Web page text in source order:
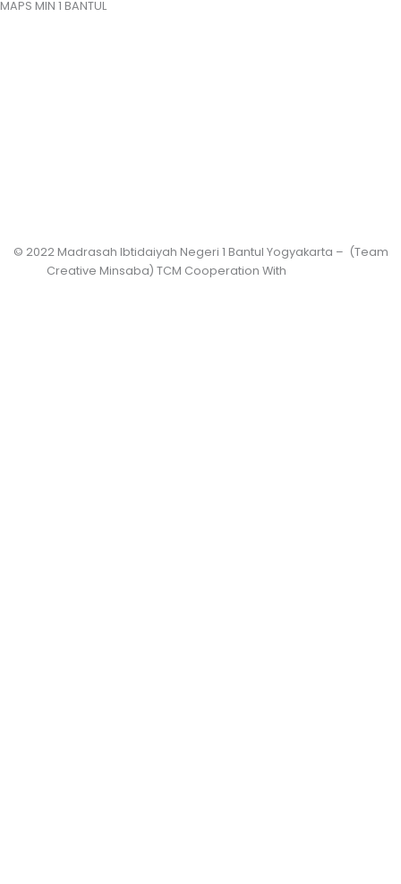
MAPS MIN 1 BANTUL
© 2022 Madrasah Ibtidaiyah Negeri 1 Bantul Yogyakarta – (Team
Creative Minsaba) TCM Cooperation With